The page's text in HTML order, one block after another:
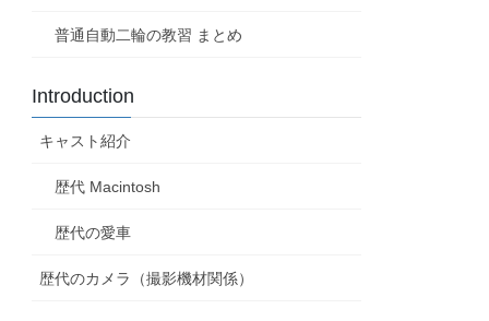
普通自動二輪の教習 まとめ
Introduction
キャスト紹介
歴代 Macintosh
歴代の愛車
歴代のカメラ（撮影機材関係）